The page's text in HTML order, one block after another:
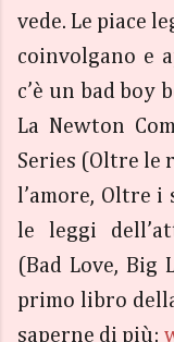
vede. Le piace
coinvolgano e
c’è un bad boy
La Newton
Series (Oltre le
l’amore, Oltre
le leggi
(Bad Love, Big
primo libro
saperne di più: